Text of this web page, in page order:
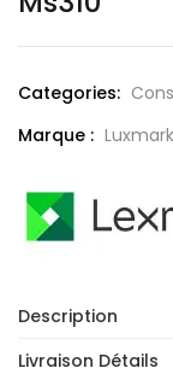
Categories:
Marque : Luxmark
Description
Livraison Détails